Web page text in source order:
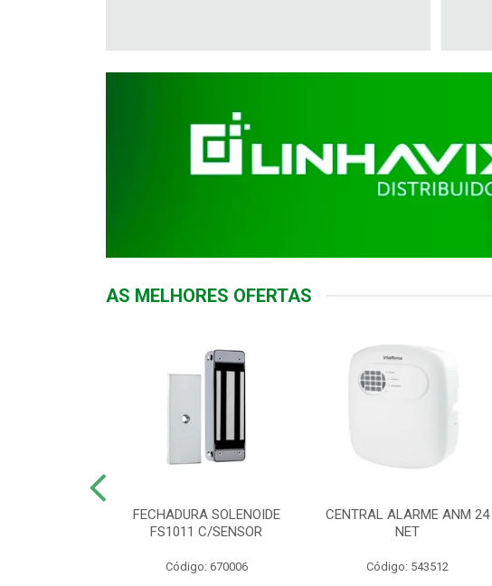
AS MELHORES OFERTAS
FECHADURA SOLENOIDE
FS1011 C/SENSOR
Código: 670006
CENTRAL ALARME ANM 24
NET
Código: 543512